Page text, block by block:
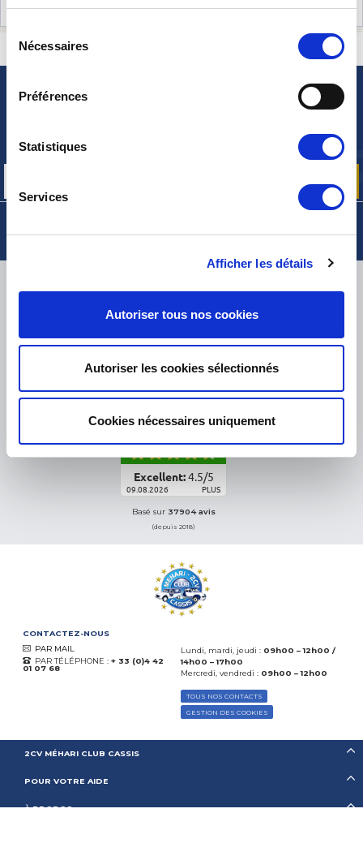
Sélection
consentement
Nécessaires
Préférences
Statistiques
Services
Afficher les détails
Autoriser tous nos cookies
Autoriser les cookies sélectionnés
Cookies nécessaires uniquement
AVIS CLIENTS (9)
UNE QUESTION ? BESOIN D 'AIDE ?
COLISSIMO, TNT RELAIS, DPD-GROS COLIS :TNT, GÉODIS, FRANCE EXPRESS, DPD
eKomi
THE FEEDBACK
Excellent:4.5/5
09.08.2026 PLUS
Basé sur 37904 avis
(depuis 2018)
CONTACTEZ-NOUS
PAR MAIL
PAR TÉLÉPHONE : + 33 (0)4 42
01 07 68
Lundi, mardi, jeudi : 09h00 – 12h00 /
14h00 – 17h00
Mercredi, vendredi : 09h00 – 12h00
TOUS NOS CONTACTS
GESTION DES COOKIES
2CV MÉHARI CLUB CASSIS
POUR VOTRE AIDE
À PROPOS